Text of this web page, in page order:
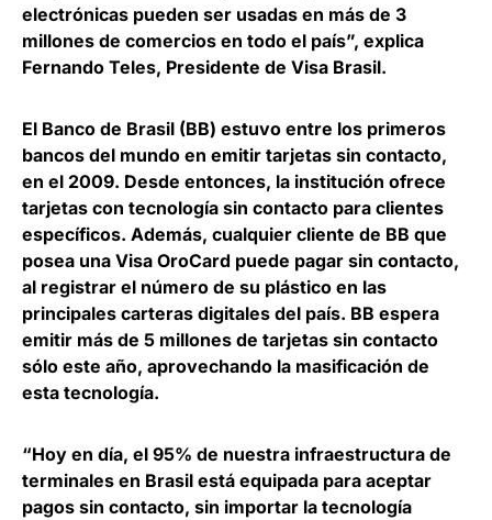
electrónicas pueden ser usadas en más de 3
millones de comercios en todo el país”, explica
Fernando Teles, Presidente de Visa Brasil.
El Banco de Brasil (BB) estuvo entre los primeros
bancos del mundo en emitir tarjetas sin contacto,
en el 2009. Desde entonces, la institución ofrece
tarjetas con tecnología sin contacto para clientes
específicos. Además, cualquier cliente de BB que
posea una Visa OroCard puede pagar sin contacto,
al registrar el número de su plástico en las
principales carteras digitales del país. BB espera
emitir más de 5 millones de tarjetas sin contacto
sólo este año, aprovechando la masificación de
esta tecnología.
“Hoy en día, el 95% de nuestra infraestructura de
terminales en Brasil está equipada para aceptar
pagos sin contacto, sin importar la tecnología